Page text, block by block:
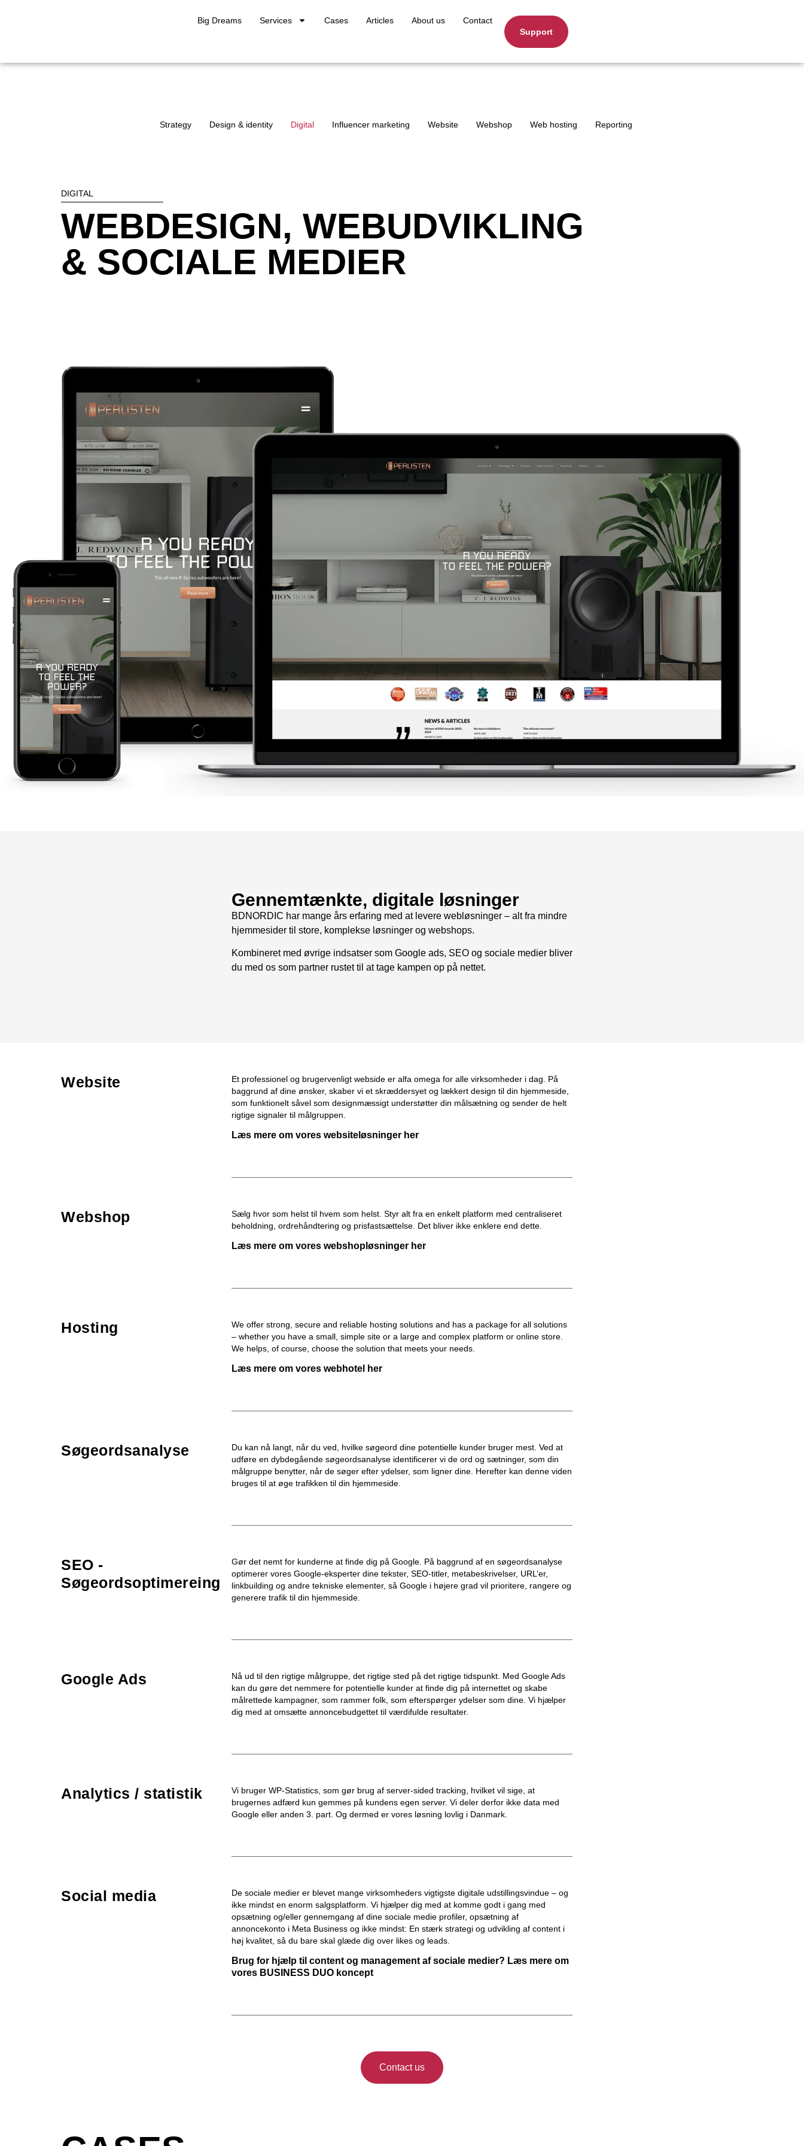
Big Dreams Services Cases Articles About us
Contact
Support
Strategy Design & identity Digital Influencer marketing Website Webshop Web hosting Reporting
DIGITAL
WEBDESIGN, WEBUDVIKLING
& SOCIALE MEDIER
Gennemtænkte, digitale løsninger
BDNORDIC har mange års erfaring med at levere webløsninger – alt fra mindre
hjemmesider til store, komplekse løsninger og webshops.
Kombineret med øvrige indsatser som Google ads, SEO og sociale medier bliver
du med os som partner rustet til at tage kampen op på nettet.
Website
Et professionel og brugervenligt webside er alfa omega for alle virksomheder i dag. På
baggrund af dine ønsker, skaber vi et skræddersyet og lækkert design til din hjemmeside,
som funktionelt såvel som designmæssigt understøtter din målsætning og sender de helt
rigtige signaler til målgruppen.
Læs mere om vores websiteløsninger her
Webshop
Sælg hvor som helst til hvem som helst. Styr alt fra en enkelt platform med centraliseret
beholdning, ordrehåndtering og prisfastsættelse. Det bliver ikke enklere end dette.
Læs mere om vores webshopløsninger her
Hosting
We offer strong, secure and reliable hosting solutions and has a package for all solutions
– whether you have a small, simple site or a large and complex platform or online store.
We helps, of course, choose the solution that meets your needs.
Læs mere om vores webhotel her
Søgeordsanalyse
Du kan nå langt, når du ved, hvilke søgeord dine potentielle kunder bruger mest. Ved at
udføre en dybdegående søgeordsanalyse identificerer vi de ord og sætninger, som din
målgruppe benytter, når de søger efter ydelser, som ligner dine. Herefter kan denne viden
bruges til at øge trafikken til din hjemmeside.
SEO -
Søgeordsoptimereing
Gør det nemt for kunderne at finde dig på Google. På baggrund af en søgeordsanalyse
optimerer vores Google-eksperter dine tekster, SEO-titler, metabeskrivelser, URL’er,
linkbuilding og andre tekniske elementer, så Google i højere grad vil prioritere, rangere og
generere trafik til din hjemmeside.
Google Ads
Nå ud til den rigtige målgruppe, det rigtige sted på det rigtige tidspunkt. Med Google Ads
kan du gøre det nemmere for potentielle kunder at finde dig på internettet og skabe
målrettede kampagner, som rammer folk, som efterspørger ydelser som dine. Vi hjælper
dig med at omsætte annoncebudgettet til værdifulde resultater.
Analytics / statistik
Vi bruger WP-Statistics, som gør brug af server-sided tracking, hvilket vil sige, at
brugernes adfærd kun gemmes på kundens egen server. Vi deler derfor ikke data med
Google eller anden 3. part. Og dermed er vores løsning lovlig i Danmark.
Social media
De sociale medier er blevet mange virksomheders vigtigste digitale udstillingsvindue – og
ikke mindst en enorm salgsplatform. Vi hjælper dig med at komme godt i gang med
opsætning og/eller gennemgang af dine sociale medie profiler, opsætning af
annoncekonto i Meta Business og ikke mindst: En stærk strategi og udvikling af content i
høj kvalitet, så du bare skal glæde dig over likes og leads.
Brug for hjælp til content og management af sociale medier? Læs mere om
vores BUSINESS DUO koncept
Contact us